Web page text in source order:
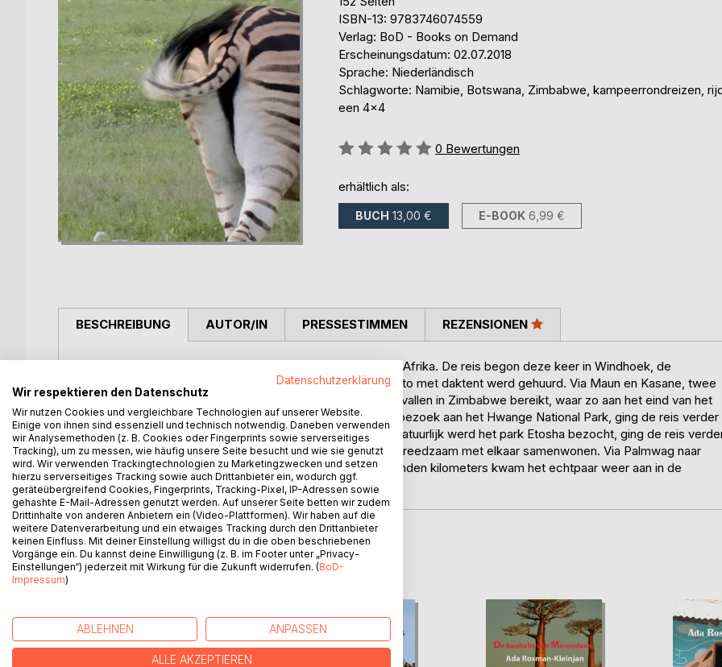
ISBN-13: 9783746074559
Verlag: BoD - Books on Demand
Erscheinungsdatum: 02.07.2018
Sprache: Niederländisch
Schlagworte: Namibie, Botswana, Zimbabwe, kampeerrondreizen,
een 4x4
Bewertung::
0 Bewertungen
erhältlich als:
BUCH 13,00 € E-BOOK 6,99 €
BESCHREIBUNG
Voor de 8e keer vlogen Ada en Jan Rosman naar zuidelijk Afrika. De reis begon deze keer in Windhoek, de
hoofdstad van Namibië, waar een vierwielaangedreven auto met daktent werd gehuurd. Via Maun en Kasane, twee
plaatsen in Botswana werden uiteindelijk deVictoria Watervallen in Zimbabwe bereikt, waar zo aan het eind van het
regenseizoen het water volop naar beneden viel. Na een bezoek aan het Hwange National Park, ging de reis verder
naar Botswana. Over de Caprivistrip weer naar Namibië. Natuurlijk werd het park Etosha bezocht, ging de reis
naar Opuwo waar alle verschillenden bevolkingsgroepen vreedzaam met elkaar samenwonen. Via Palmwag naar
Swakopmund. De reis ging verder naar Solitaire. Na duizenden kilometers kwam het echtpaar weer aan in de
hoofdstad Windhoek.
AUTOR/IN PRESSESTIMMEN REZENSIONEN
WEITERE TITEL BEIBoD
Datenschutzerklärung
Wir respektieren den Datenschutz
Wir nutzen Cookies und vergleichbare Technologien auf unserer Website.
Einige von ihnen sind essenziell und technisch notwendig. Daneben verwenden
wir Analysemethoden (z. B. Cookies oder Fingerprints sowie serverseitiges
Tracking), um zu messen, wie häufig unsere Seite besucht und wie sie genutzt
wird. Wir verwenden Trackingtechnologien zu Marketingzwecken und setzen
hierzu serverseitiges Tracking sowie auch Drittanbieter ein, wodurch ggf.
geräteübergreifend Cookies, Fingerprints, Tracking-Pixel, IP-Adressen sowie
gehashte E-Mail-Adressen genutzt werden. Auf unserer Seite betten wir zudem
Drittinhalte von anderen Anbietern ein (Video-Plattformen). Wir haben auf die
weitere Datenverarbeitung und ein etwaiges Tracking durch den Drittanbieter
keinen Einfluss. Mit deiner Einstellung willigst du in die oben beschriebenen
Vorgänge ein. Du kannst deine Einwilligung (z. B. im Footer unter „Privacy-
Einstellungen“) jederzeit mit Wirkung für die Zukunft widerrufen. (BoD-
Impressum)
ABLEHNEN ANPASSEN
ALLE AKZEPTIEREN